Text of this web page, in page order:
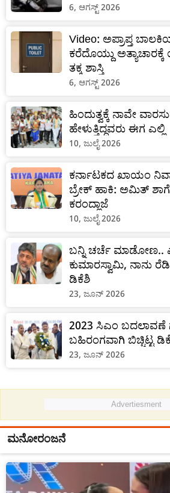
6, ಆಗಸ್ಟ್ 2026
Video: ಅಪ್ರಾಪ್ತ
ಕರೆದೊಯ್ದು
ತಕ್ಕ ಶಾಸ್ತಿ
6, ಆಗಸ್ಟ್ 2026
ಹಿಂದುತ್ವಕ್ಕೆ ನಾವೇ
ಹೇಳುತ್ತಿದ್ದವರು ಈಗ ಎಲ್ಲಿ
10, ಜುಲೈ 2026
ಕರ್ನಾಟಕದ ಖಾಯಂ
ಬ್ರೇಕ್ ಹಾಕಿ: ಅಮಿತ್
ಕರಂದ್ಲಾಜೆ
10, ಜುಲೈ 2026
ಬನ್ನಿ ಚರ್ಚೆ ಮಾಡೋಣ..
ಕುಮಾರಸ್ವಾಮಿ, ನಾನು
ಡಿಕೆಶಿ
23, ಜೂನ್ 2026
2023 ಸಿಎಂ ಬದಲಾವಣೆ
ಬಹಿರಂಗವಾಗಿ ಬಿಚ್ಚಿಟ್ಟ
23, ಜೂನ್ 2026
Advertiesment
ಮನೋರಂಜನೆ